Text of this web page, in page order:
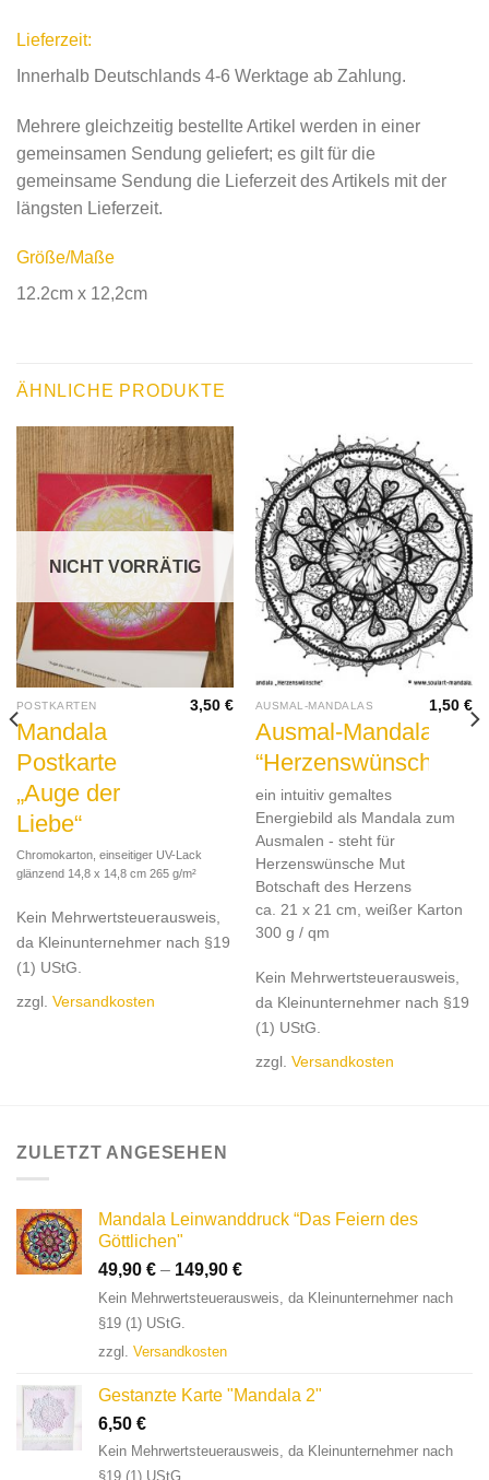
Lieferzeit:
Innerhalb Deutschlands 4-6 Werktage ab Zahlung.
Mehrere gleichzeitig bestellte Artikel werden in einer
gemeinsamen Sendung geliefert; es gilt für die
gemeinsame Sendung die Lieferzeit des Artikels mit der
längsten Lieferzeit.
Größe/Maße
12.2cm x 12,2cm
ÄHNLICHE PRODUKTE
NICHT VORRÄTIG
POSTKARTEN
Mandala
Postkarte
„Auge der
Liebe“
3,50€
Chromokarton, einseitiger UV-Lack
glänzend 14,8 x 14,8 cm 265 g/m²
Kein Mehrwertsteuerausweis,
da Kleinunternehmer nach §19
(1) UStG.
zzgl. Versandkosten
AUSMAL-MANDALAS
Ausmal-Mandala
“Herzenswünsche”
1,50€
ein intuitiv gemaltes
Energiebild als Mandala zum
Ausmalen - steht für
Herzenswünsche Mut
Botschaft des Herzens
ca. 21 x 21 cm, weißer Karton
300 g / qm
Kein Mehrwertsteuerausweis,
da Kleinunternehmer nach §19
(1) UStG.
zzgl. Versandkosten
ZULETZT ANGESEHEN
Mandala Leinwanddruck “Das Feiern des
Göttlichen"
49,90 € – 149,90 €
Kein Mehrwertsteuerausweis, da Kleinunternehmer nach
§19 (1) UStG.
zzgl. Versandkosten
Gestanzte Karte "Mandala 2"
6,50 €
Kein Mehrwertsteuerausweis, da Kleinunternehmer nach
§19 (1) UStG.